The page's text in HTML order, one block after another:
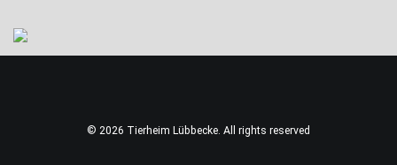
© 2026 Tierheim Lübbecke. All rights reserved